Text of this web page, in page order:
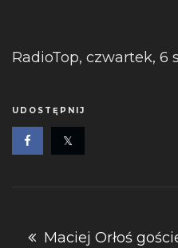
RadioTop, czwartek, 6
UDOSTĘPNIJ
Nawigacja
Maciej Orłoś